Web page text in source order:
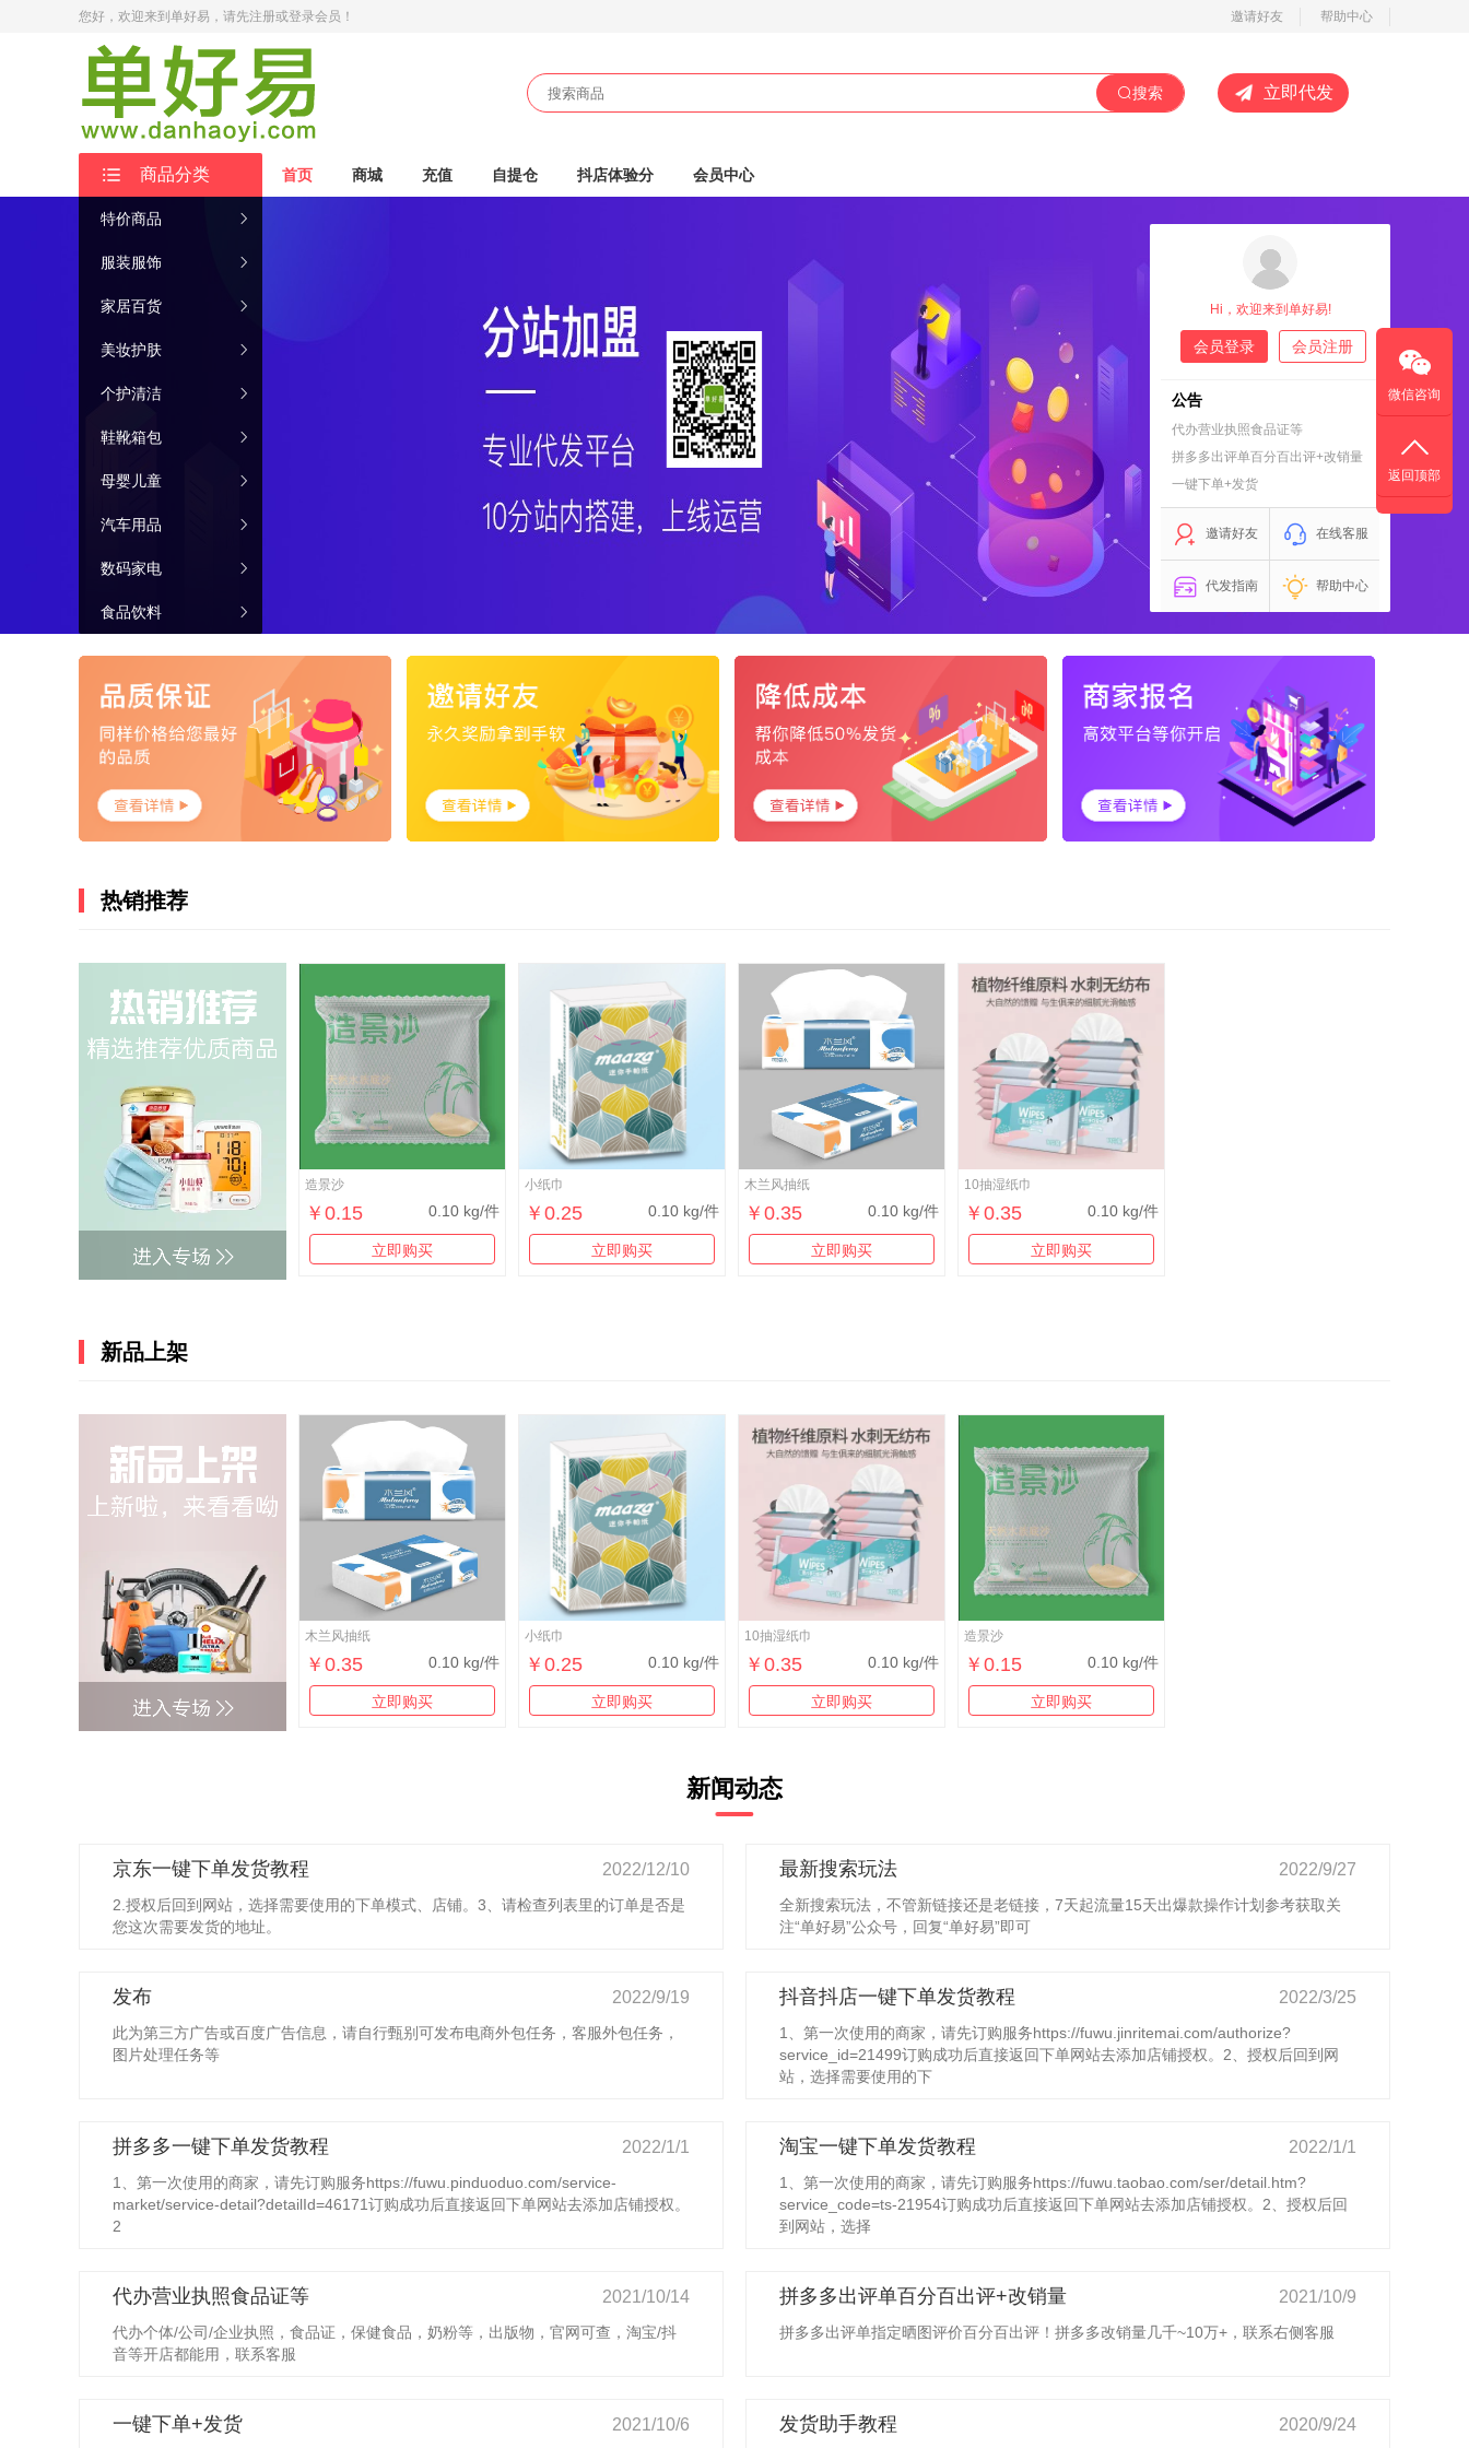
您好，欢迎来到单好易 ，请先注册或登录会员！ 邀请好友 帮助中心
搜索 立即代发
商品分类
特价商品
服装服饰
家居百货
美妆护肤
个护清洁
鞋靴箱包
母婴儿童
汽车用品
数码家电
食品饮料
首页 商城 充值 自提仓 抖店体验分 会员中心
Hi，欢迎来到单好易!
会员登录 会员注册
公告
代办营业执照食品证等
拼多多出评单百分百出评+改销量
一键下单+发货
邀请好友 在线客服
代发指南 帮助中心
热销推荐
造景沙
￥0.15 0.10 kg/件
立即购买
小纸巾
￥0.25 0.10 kg/件
立即购买
木兰风抽纸
￥0.35 0.10 kg/件
立即购买
10抽湿纸巾
￥0.35 0.10 kg/件
立即购买
新品上架
木兰风抽纸
￥0.35 0.10 kg/件
立即购买
小纸巾
￥0.25 0.10 kg/件
立即购买
10抽湿纸巾
￥0.35 0.10 kg/件
立即购买
造景沙
￥0.15 0.10 kg/件
立即购买
新闻动态
京东一键下单发货教程 2022/12/10
2.授权后回到网站，选择需要使用的下单模式、店铺。3、请检查列表里的订单是否是
您这次需要发货的地址。
最新搜索玩法 2022/9/27
全新搜索玩法，不管新链接还是老链接，7天起流量15天出爆款操作计划参考获取关
注“单好易”公众号，回复“单好易”即可
发布 2022/9/19
此为第三方广告或百度广告信息，请自行甄别可发布电商外包任务，客服外包任务，
图片处理任务等
抖音抖店一键下单发货教程 2022/3/25
1、第一次使用的商家，请先订购服务https://fuwu.jinritemai.com/authorize?
service_id=21499订购成功后直接返回下单网站去添加店铺授权。2、授权后回到网
站，选择需要使用的下
拼多多一键下单发货教程 2022/1/1
1、第一次使用的商家，请先订购服务https://fuwu.pinduoduo.com/service-
market/service-detail?detailId=46171订购成功后直接返回下单网站去添加店铺授权。
2
淘宝一键下单发货教程 2022/1/1
1、第一次使用的商家，请先订购服务https://fuwu.taobao.com/ser/detail.htm?
service_code=ts-21954订购成功后直接返回下单网站去添加店铺授权。2、授权后回
到网站，选择
代办营业执照食品证等 2021/10/14
代办个体/公司/企业执照，食品证，保健食品，奶粉等，出版物，官网可查，淘宝/抖
音等开店都能用，联系客服
拼多多出评单百分百出评+改销量 2021/10/9
拼多多出评单指定晒图评价百分百出评！拼多多改销量几千~10万+，联系右侧客服
一键下单+发货 2021/10/6 发货助手教程 2020/9/24
微信咨询
返回顶部